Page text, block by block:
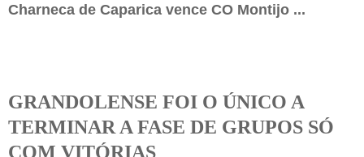
Charneca de Caparica vence CO Montijo ...
GRANDOLENSE FOI O ÚNICO A
TERMINAR A FASE DE GRUPOS SÓ
COM VITÓRIAS